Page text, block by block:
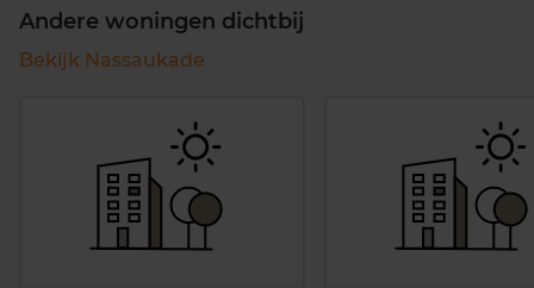
Andere woningen dichtbij
Bekijk Nassaukade